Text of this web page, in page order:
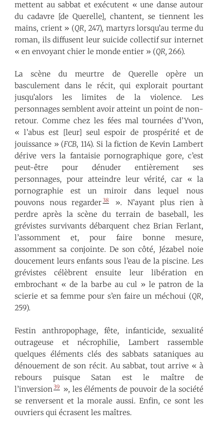
mettent au sabbat et exécutent « une danse autour
du cadavre [de Querelle], chantent, se tiennent les
mains, crient » (QR, 247), martyrs lorsqu’au terme du
roman, ils diffusent leur suicide collectif sur internet
« en envoyant chier le monde entier » (QR, 266).
La scène du meurtre de Querelle opère un
basculement dans le récit, qui explorait pourtant
jusqu’alors les limites de la violence. Les
personnages semblent avoir atteint un point de non-
retour. Comme chez les fées mal tournées d’Yvon,
« l’abus est [leur] seul espoir de prospérité et de
jouissance » (FCB, 114). Si la fiction de Kevin Lambert
dérive vers la fantaisie pornographique gore, c’est
peut-être pour dénuder entièrement ses
personnages, pour atteindre leur vérité, car « la
pornographie est un miroir dans lequel nous
pouvons nous regarder38
». N’ayant plus rien à
perdre après la scène du terrain de baseball, les
grévistes survivants débarquent chez Brian Ferlant,
l’assomment et, pour faire bonne mesure,
assomment sa conjointe. De son côté, Jézabel noie
doucement leurs enfants sous l’eau de la piscine. Les
grévistes célèbrent ensuite leur libération en
embrochant « de la barbe au cul » le patron de la
scierie et sa femme pour s’en faire un méchoui (QR,
259).
Festin anthropophage, fête, infanticide, sexualité
outrageuse et nécrophilie, Lambert rassemble
quelques éléments clés des sabbats sataniques au
dénouement de son récit. Au sabbat, tout arrive « à
rebours puisque Satan est le maître de
l’inversion 39
», les éléments de pouvoir de la société
se renversent et la morale aussi. Enfin, ce sont les
ouvriers qui écrasent les maîtres.